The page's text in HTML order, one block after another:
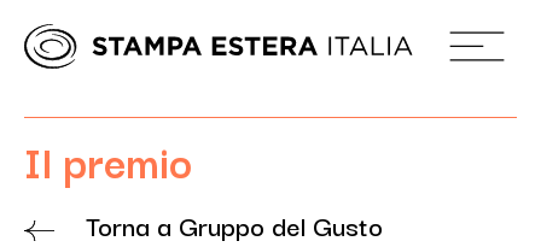
Il premio
Torna a Gruppo del Gusto